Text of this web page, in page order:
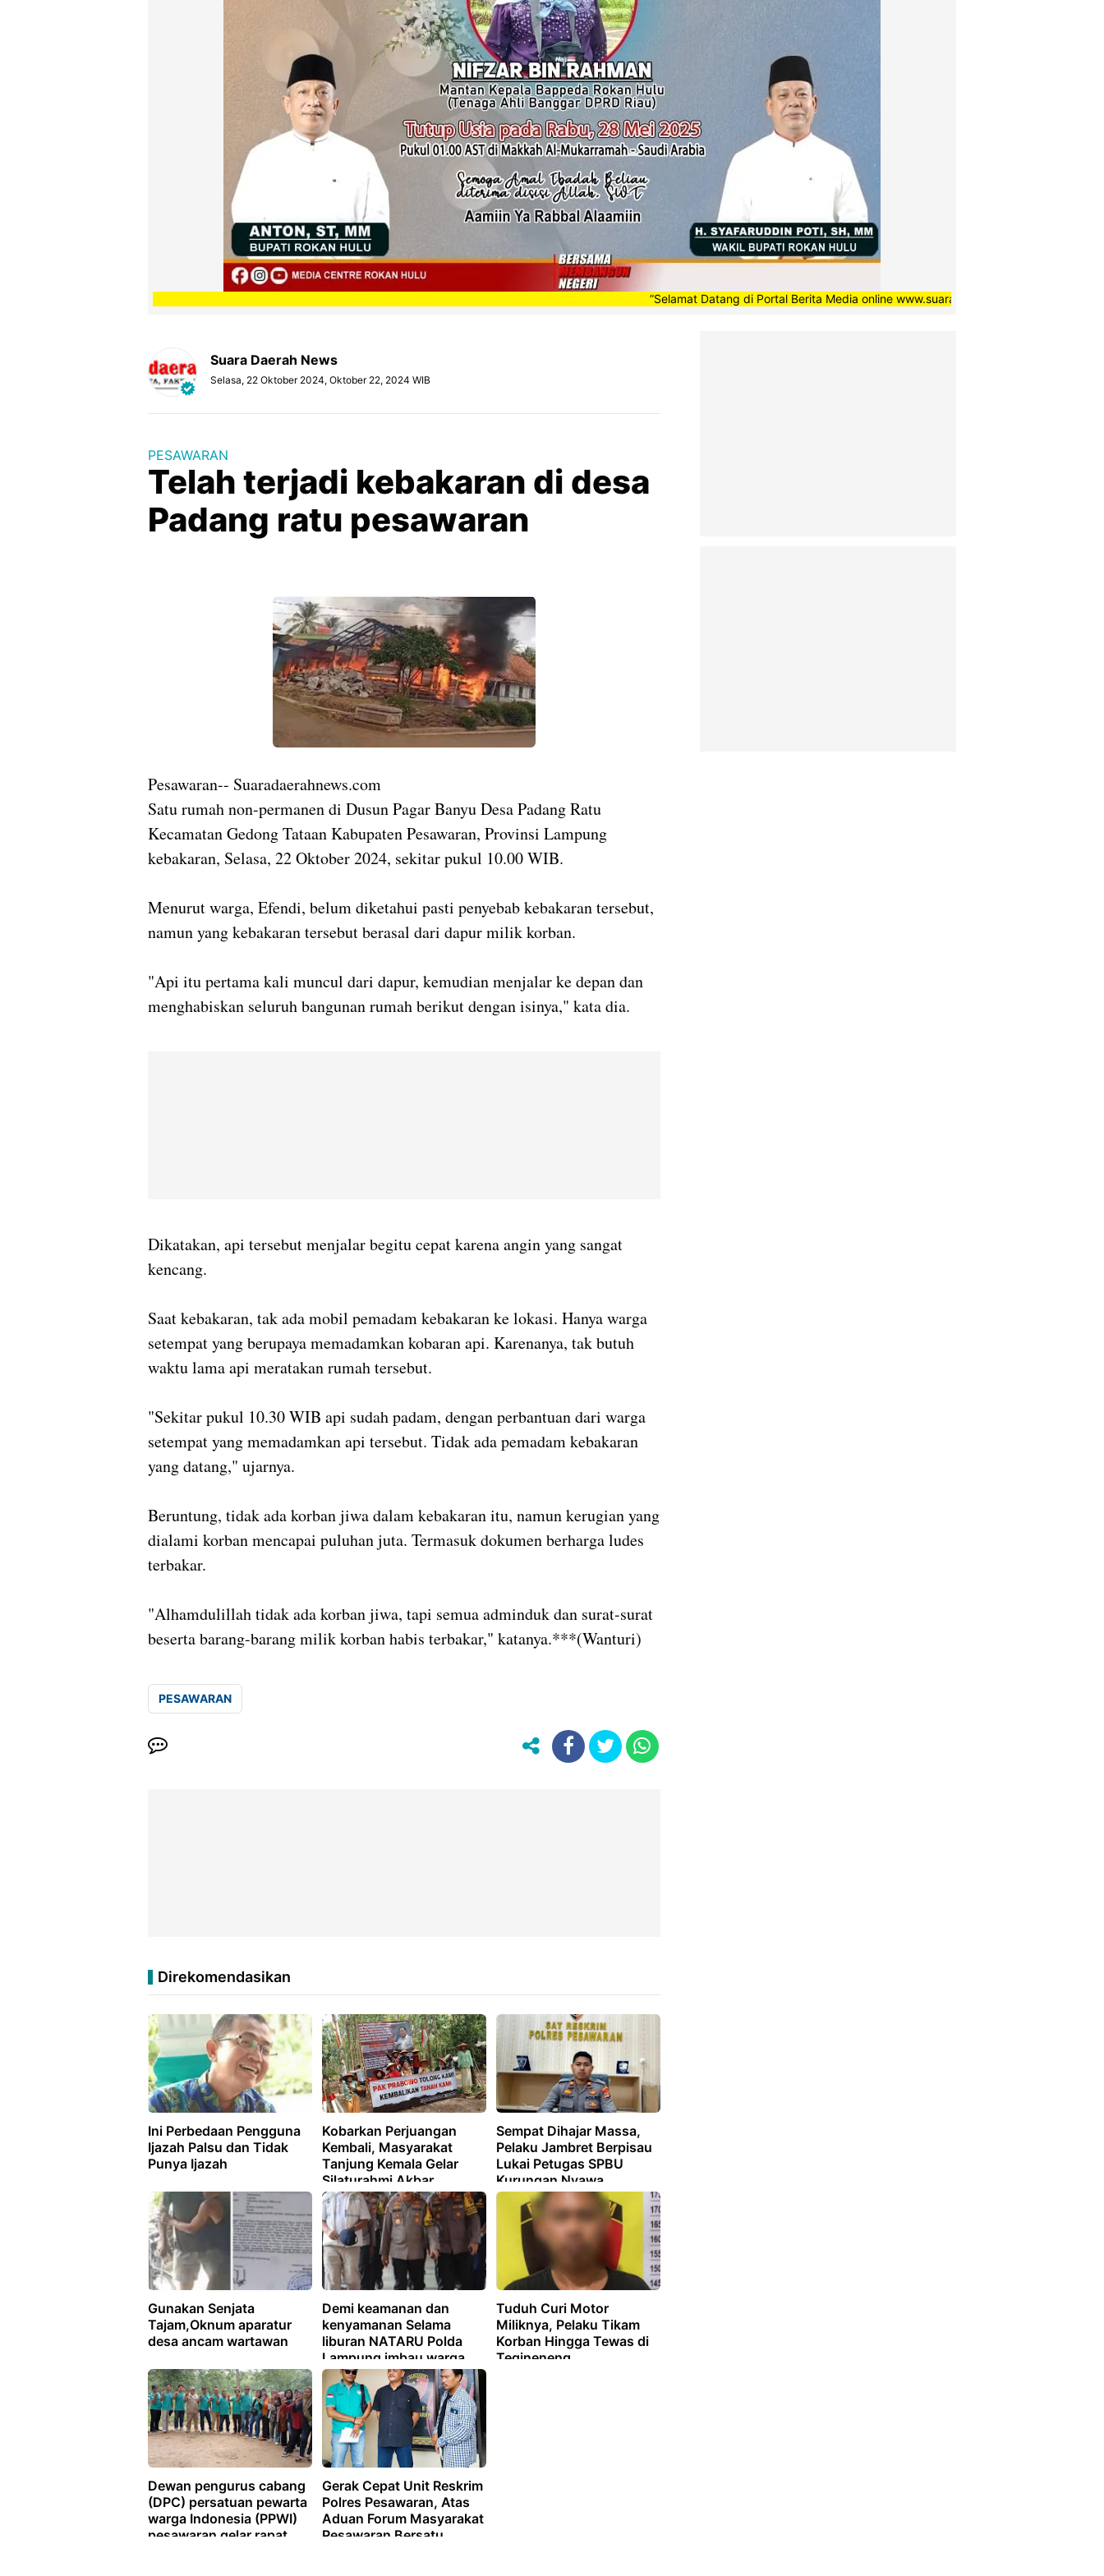
”Selamat Datang di Portal Berita Media online www.suaradaerahnews.com, semoga setiap
Suara Daerah News
Selasa, 22 Oktober 2024, Oktober 22, 2024 WIB
PESAWARAN
Telah terjadi kebakaran di desa
Padang ratu pesawaran
Pesawaran-- Suaradaerahnews.com
Satu rumah non-permanen di Dusun Pagar Banyu Desa Padang Ratu
Kecamatan Gedong Tataan Kabupaten Pesawaran, Provinsi Lampung
kebakaran, Selasa, 22 Oktober 2024, sekitar pukul 10.00 WIB.
Menurut warga, Efendi, belum diketahui pasti penyebab kebakaran tersebut,
namun yang kebakaran tersebut berasal dari dapur milik korban.
"Api itu pertama kali muncul dari dapur, kemudian menjalar ke depan dan
menghabiskan seluruh bangunan rumah berikut dengan isinya," kata dia.
Dikatakan, api tersebut menjalar begitu cepat karena angin yang sangat
kencang.
Saat kebakaran, tak ada mobil pemadam kebakaran ke lokasi. Hanya warga
setempat yang berupaya memadamkan kobaran api. Karenanya, tak butuh
waktu lama api meratakan rumah tersebut.
"Sekitar pukul 10.30 WIB api sudah padam, dengan perbantuan dari warga
setempat yang memadamkan api tersebut. Tidak ada pemadam kebakaran
yang datang," ujarnya.
Beruntung, tidak ada korban jiwa dalam kebakaran itu, namun kerugian yang
dialami korban mencapai puluhan juta. Termasuk dokumen berharga ludes
terbakar.
"Alhamdulillah tidak ada korban jiwa, tapi semua adminduk dan surat-surat
beserta barang-barang milik korban habis terbakar," katanya.***(Wanturi)
PESAWARAN
Direkomendasikan
Ini Perbedaan Pengguna
Ijazah Palsu dan Tidak
Punya Ijazah
Kobarkan Perjuangan
Kembali, Masyarakat
Tanjung Kemala Gelar
Silaturahmi Akbar
Sempat Dihajar Massa,
Pelaku Jambret Berpisau
Lukai Petugas SPBU
Kurungan Nyawa
Gunakan Senjata
Tajam,Oknum aparatur
desa ancam wartawan
Demi keamanan dan
kenyamanan Selama
liburan NATARU Polda
Lampung imbau warga
manfaatkan jasa
penitipan kendaraan
Tuduh Curi Motor
Miliknya, Pelaku Tikam
Korban Hingga Tewas di
Tegineneng
Dewan pengurus cabang
(DPC) persatuan pewarta
warga Indonesia (PPWI)
pesawaran gelar rapat
Gerak Cepat Unit Reskrim
Polres Pesawaran, Atas
Aduan Forum Masyarakat
Pesawaran Bersatu